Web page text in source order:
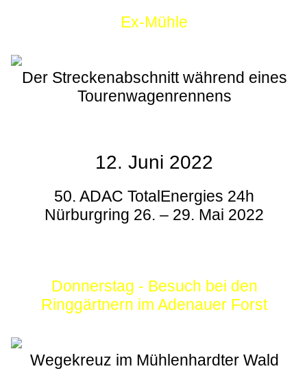
Ex-Mühle
Der Streckenabschnitt während eines
Tourenwagenrennens
12. Juni 2022
50. ADAC TotalEnergies 24h
Nürburgring 26. – 29. Mai 2022
Donnerstag - Besuch bei den
Ringgärtnern im Adenauer Forst
Wegekreuz im Mühlenhardter Wald